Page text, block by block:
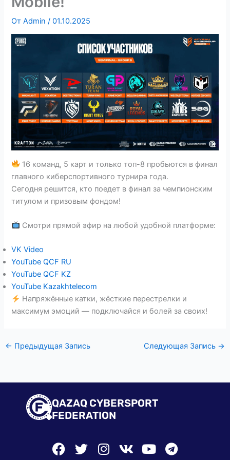
ОтAdmin/01.10.2025
16 команд, 5 карт и только топ-8 пробьются в финал
главного киберспортивного турнира года.
Сегодня решится, кто поедет в финал за чемпионским
титулом и призовым фондом!
Смотри прямой эфир на любой удобной платформе:
VK Video
YouTube QCF RU
YouTube QCF KZ
YouTube Kazakhtelecom
Напряжённые катки, жёсткие перестрелки и
максимум эмоций — подключайся и болей за своих!
← Предыдущая Запись Следующая Запись →
QAZAQ CYBERSPORT
FEDERATION
F
T
I
V
Y
T